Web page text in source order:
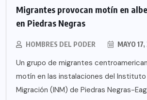
Migrantes provocan motín en
en Piedras Negras
HOMBRES DEL PODER MAYO
Un grupo de migrantes
motín en las instalaciones del Instituto
Migración (INM) de Piedras Negras-